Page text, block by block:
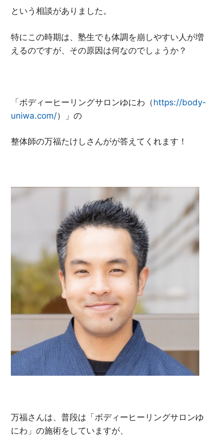
という相談がありました。
特にこの時期は、塾生でも体調を崩しやすい人が増
えるのですが、その原因は何なのでしょうか？
「ボディーヒーリングサロンゆにわ（https://body-
uniwa.com/）」の
整体師の万福たけしさんがが答えてくれます！
万福さんは、普段は「ボディーヒーリングサロンゆ
にわ」の施術をしていますが、